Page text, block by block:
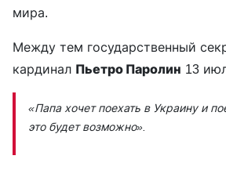
мира.
Между тем государственный
кардинал Пьетро Паролин 13
«Папа хочет поехать в Украину и
это будет возможно».